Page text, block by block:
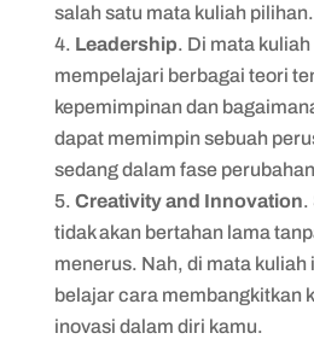
salah satu mata kuliah pilihan.
Leadership. Di mata
mempelajari berbagai teori
kepemimpinan dan
dapat memimpin sebuah
sedang dalam fase
Creativity and Innovation.
tidak akan bertahan lama
menerus. Nah, di mata kuliah
belajar cara membangkitkan
inovasi dalam diri kamu.